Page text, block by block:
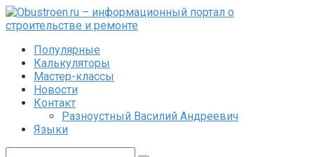
Перейти
к
Популярные
Калькуляторы
Мастер-классы
Новости
Контакт
Разноустный Василий Андреевич
Языки